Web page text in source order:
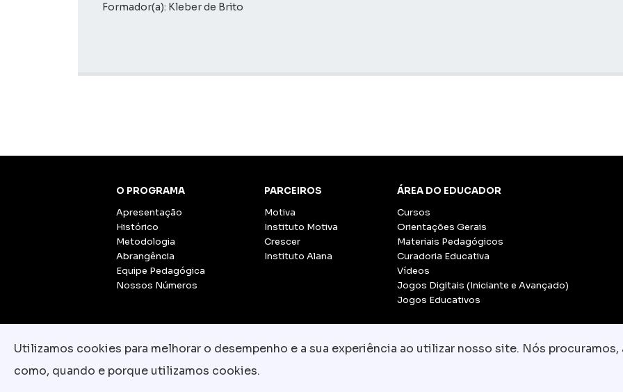
Formador(a): Kleber de Brito
O PROGRAMA
Apresentação
Histórico
Metodologia
Abrangência
Equipe Pedagógica
Nossos Números
PARCEIROS
Motiva
Instituto Motiva
Crescer
Instituto Alana
ÁREA DO EDUCADOR
Cursos
Orientações Gerais
Materiais Pedagógicos
Curadoria Educativa
Vídeos
Jogos Digitais (Iniciante e Avançado)
Jogos Educativos
Utilizamos cookies para melhorar o desempenho e a sua experiência ao utilizar nosso site. Nós
como, quando e porque utilizamos cookies.